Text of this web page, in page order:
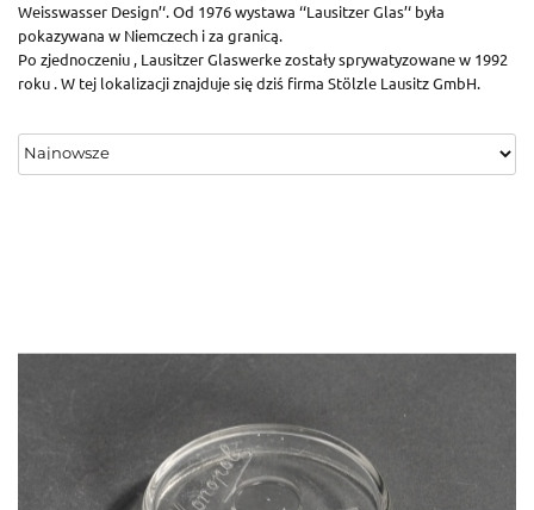
Weisswasser Design’‘. Od 1976 wystawa ‘‘Lausitzer Glas’‘ była
pokazywana w Niemczech i za granicą.
Po zjednoczeniu , Lausitzer Glaswerke zostały sprywatyzowane w 1992
roku . W tej lokalizacji znajduje się dziś firma Stölzle Lausitz GmbH.